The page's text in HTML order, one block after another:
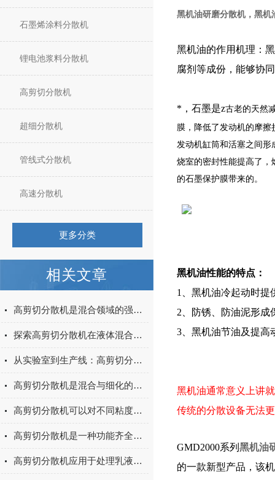
石墨烯涂料分散机
锂电池浆料分散机
高剪切分散机
超细分散机
管线式分散机
高速分散机
更多分类
相关文章
高剪切分散机是混合领域的强力引擎
探索高剪切分散机在液体混合与乳化中的应用
从实验室到生产线：高剪切分散机的高效转化路径
高剪切分散机是混合与细化的高效工具
高剪切分散机可以对不同粘度的物料进行加工
高剪切分散机是一种功能齐全、应用广泛的化工混合设备
高剪切分散机应用于处理乳液和生成超细悬乳液
黑机油研磨分散机 ，黑
黑机油的作用机理：
腐剂等成份，能够协
*，石墨是z古老的天然
膜，降低了发动机的摩
发动机缸筒和活塞之间
烧室的密封性能提高了，
的石墨保护膜带来的。
黑机油性能的特点：
1、黑机油冷起动时提
2、防锈、防油泥形成
3、黑机油节油及提高
黑机油通常意义上讲
传统的分散设备无法
GMD2000系列 黑机油
的一款新型产品，该